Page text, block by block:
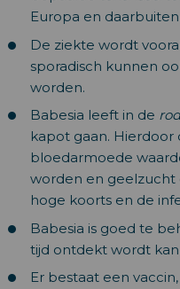
Europa en
De ziekte wordt
sporadisch kunnen
worden.
Babesia leeft in de
kapot gaan. Hierdoor
bloedarmoede
worden en geelzucht
hoge koorts en de
Babesia is goed te
tijd ontdekt wordt
Er bestaat een